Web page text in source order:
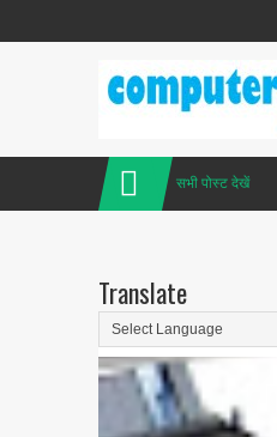
सभी पोस्ट देखें
Translate